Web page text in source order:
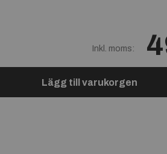
Inkl. moms:
Lägg till varukorgen